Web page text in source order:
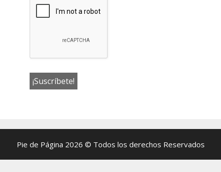
Pie de Página 2026 © Todos los derechos Reservados